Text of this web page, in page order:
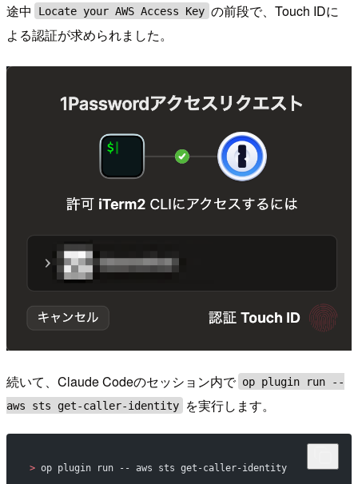
途中 Locate your AWS Access Key の前段で、Touch IDに
よる認証が求められました。
続いて、Claude Codeのセッション内で op plugin run --
aws sts get-caller-identity
を実行します。
> op plugin run -- aws sts get-caller-identity